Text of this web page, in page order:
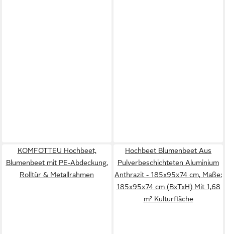
KOMFOTTEU Hochbeet,
Blumenbeet mit PE-Abdeckung,
Rolltür & Metallrahmen
Hochbeet Blumenbeet Aus
Pulverbeschichteten Aluminium
Anthrazit - 185x95x74 cm, Maße:
185x95x74 cm (BxTxH) Mit 1,68
m² Kulturfläche